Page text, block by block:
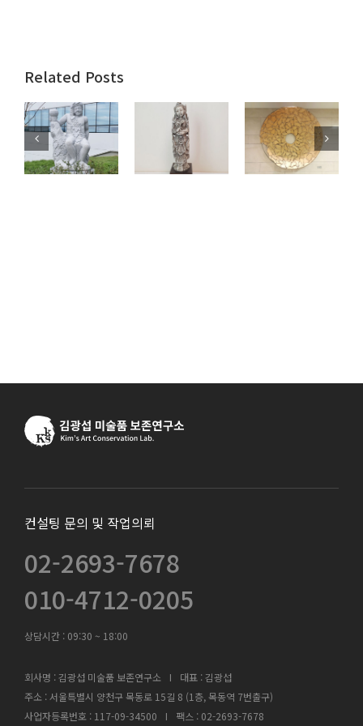
Related Posts
컨설팅 문의 및 작업의뢰
02-2693-7678
010-4712-0205
상담시간 : 09:30 ~ 18:00
회사명 : 김광섭 미술품 보존연구소 I
대표 : 김광섭
주소 : 서울특별시 양천구 목동로 15길 8 (1층, 목동역 7번출구)
사업자등록번호 : 117-09-34500
I 팩스 : 02-2693-7678